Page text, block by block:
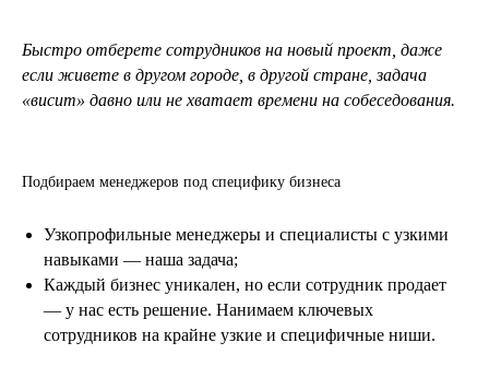
Быстро отберете сотрудников на новый проект, даже
если живете в другом городе, в другой стране, задача
«висит» давно или не хватает времени на собеседования.
Подбираем менеджеров под специфику бизнеса
Узкопрофильные менеджеры и специалисты с узкими
навыками — наша задача;
Каждый бизнес уникален, но если сотрудник продает
— у нас есть решение. Нанимаем ключевых
сотрудников на крайне узкие и специфичные ниши.